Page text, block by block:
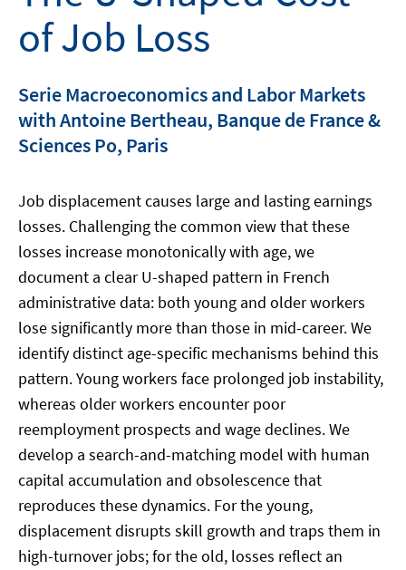
of Job Loss
Serie Macroeconomics and Labor Markets
with Antoine Bertheau, Banque de France &
Sciences Po, Paris
Job displacement causes large and lasting earnings
losses. Challenging the common view that these
losses increase monotonically with age, we
document a clear U-shaped pattern in French
administrative data: both young and older workers
lose significantly more than those in mid-career. We
identify distinct age-specific mechanisms behind this
pattern. Young workers face prolonged job instability,
whereas older workers encounter poor
reemployment prospects and wage declines. We
develop a search-and-matching model with human
capital accumulation and obsolescence that
reproduces these dynamics. For the young,
displacement disrupts skill growth and traps them in
high-turnover jobs; for the old, losses reflect an